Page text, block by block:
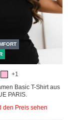
+1
Basic T-Shirt aus
PARIS.
den Preis sehen